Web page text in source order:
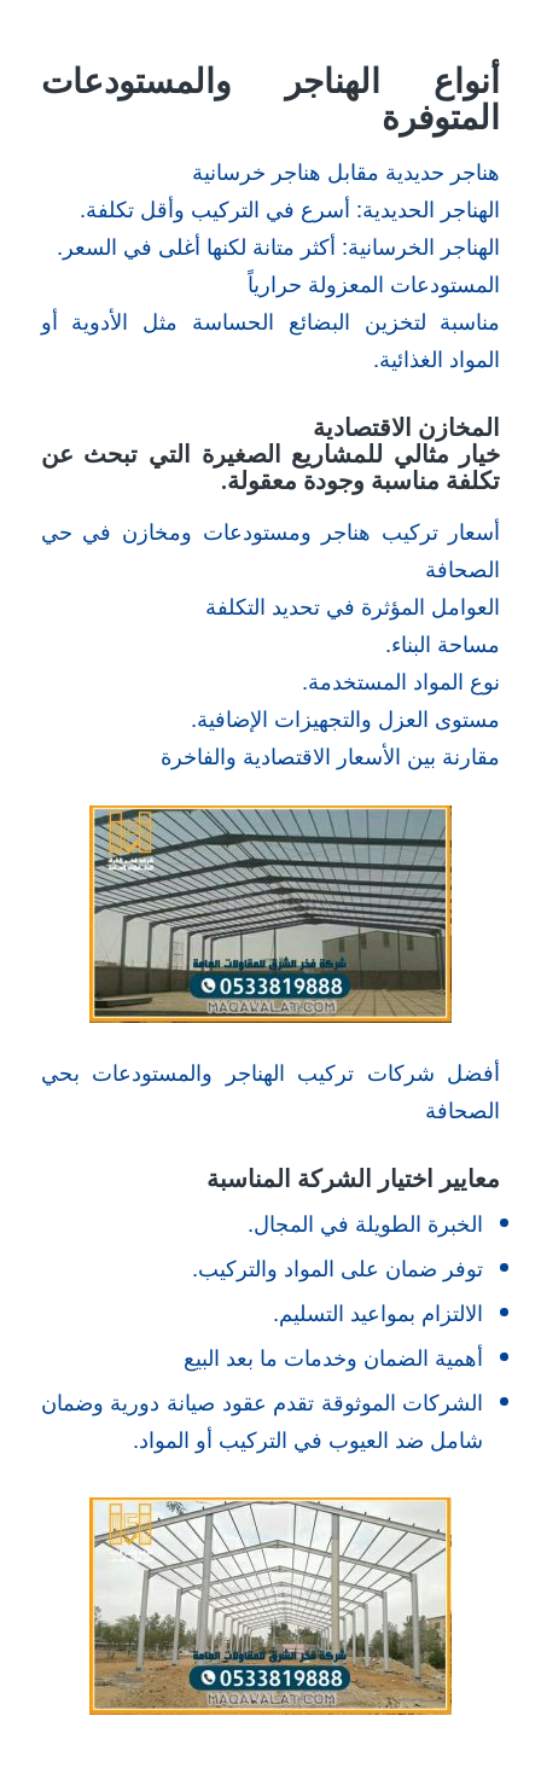
أنواع الهناجر والمستودعات
المتوفرة
هناجر حديدية مقابل هناجر خرسانية
الهناجر الحديدية: أسرع في التركيب وأقل تكلفة.
الهناجر الخرسانية: أكثر متانة لكنها أغلى في السعر.
المستودعات المعزولة حرارياً
مناسبة لتخزين البضائع الحساسة مثل الأدوية أو
المواد الغذائية.
المخازن الاقتصادية
خيار مثالي للمشاريع الصغيرة التي تبحث عن
تكلفة مناسبة وجودة معقولة.
أسعار تركيب هناجر ومستودعات ومخازن في حي
الصحافة
العوامل المؤثرة في تحديد التكلفة
مساحة البناء.
نوع المواد المستخدمة.
مستوى العزل والتجهيزات الإضافية.
مقارنة بين الأسعار الاقتصادية والفاخرة
أفضل شركات تركيب الهناجر والمستودعات بحي
الصحافة
معايير اختيار الشركة المناسبة
الخبرة الطويلة في المجال.
توفر ضمان على المواد والتركيب.
الالتزام بمواعيد التسليم.
أهمية الضمان وخدمات ما بعد البيع
الشركات الموثوقة تقدم عقود صيانة دورية وضمان
شامل ضد العيوب في التركيب أو المواد.